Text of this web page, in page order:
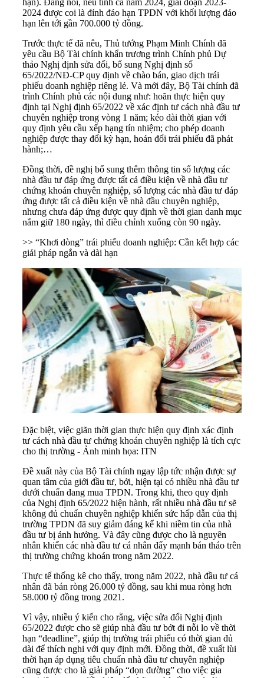
hạn). Đáng nói, nếu tính cả năm 2024, giai đoạn 2023-
2024 được coi là đỉnh đáo hạn TPDN với khối lượng đáo
hạn lên tới gần 700.000 tỷ đồng.
Trước thực tế đã nêu, Thủ tướng Phạm Minh Chính đã
yêu cầu Bộ Tài chính khẩn trương trình Chính phủ Dự
thảo Nghị định sửa đổi, bổ sung Nghị định số
65/2022/NĐ-CP quy định về chào bán, giao dịch trái
phiếu doanh nghiệp riêng lẻ. Và mới đây, Bộ Tài chính đã
trình Chính phủ các nội dung như: hoãn thực hiện quy
định tại Nghị định 65/2022 về xác định tư cách nhà đầu tư
chuyên nghiệp trong vòng 1 năm; kéo dài thời gian với
quy định yêu cầu xếp hạng tín nhiệm; cho phép doanh
nghiệp được thay đổi kỳ hạn, hoán đổi trái phiếu đã phát
hành;…
Đồng thời, đề nghị bổ sung thêm thông tin số lượng các
nhà đầu tư đáp ứng được tất cả điều kiện về nhà đầu tư
chứng khoán chuyên nghiệp, số lượng các nhà đầu tư đáp
ứng được tất cả điều kiện về nhà đầu chuyên nghiệp,
nhưng chưa đáp ứng được quy định về thời gian danh mục
nắm giữ 180 ngày, thì điều chỉnh xuống còn 90 ngày.
>> “Khơi dòng” trái phiếu doanh nghiệp: Cần kết hợp các
giải pháp ngắn và dài hạn
Đặc biệt, việc giãn thời gian thực hiện quy định xác định
tư cách nhà đầu tư chứng khoán chuyên nghiệp là tích cực
cho thị trường - Ảnh minh họa: ITN
Đề xuất này của Bộ Tài chính ngay lập tức nhận được sự
quan tâm của giới đầu tư, bởi, hiện tại có nhiều nhà đầu tư
dưới chuẩn đang mua TPDN. Trong khi, theo quy định
của Nghị định 65/2022 hiện hành, rất nhiều nhà đầu tư sẽ
không đủ chuẩn chuyên nghiệp khiến sức hấp dẫn của thị
trường TPDN đã suy giảm đáng kể khi niềm tin của nhà
đầu tư bị ảnh hưởng. Và đây cũng được cho là nguyên
nhân khiến các nhà đầu tư cá nhân đẩy mạnh bán tháo trên
thị trường chứng khoán trong năm 2022.
Thực tế thống kê cho thấy, trong năm 2022, nhà đầu tư cá
nhân đã bán ròng 26.000 tỷ đồng, sau khi mua ròng hơn
58.000 tỷ đồng trong 2021.
Vì vậy, nhiều ý kiến cho rằng, việc sửa đổi Nghị định
65/2022 được cho sẽ giúp nhà đầu tư bớt đi nỗi lo về thời
hạn “deadline”, giúp thị trường trái phiếu có thời gian đủ
dài để thích nghi với quy định mới. Đồng thời, đề xuất lùi
thời hạn áp dụng tiêu chuẩn nhà đầu tư chuyên nghiệp
cũng được cho là giải pháp “dọn đường” cho việc gia